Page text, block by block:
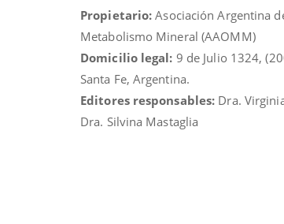
Propietario: Asociación Argentina
Metabolismo Mineral (AAOMM)
Domicilio legal: 9 de Julio 1324,
Santa Fe, Argentina.
Editores responsables: Dra.
Dra. Silvina Mastaglia